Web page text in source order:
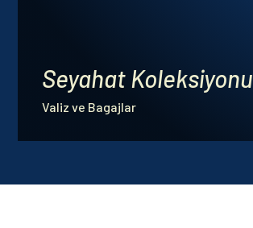
Seyahat Koleksiyonu
Valiz ve Bagajlar